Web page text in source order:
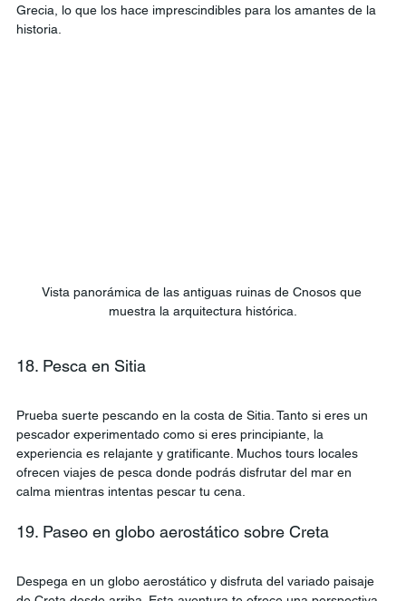
Grecia, lo que los hace imprescindibles para los amantes de la
historia.
Vista panorámica de las antiguas ruinas de Cnosos que
muestra la arquitectura histórica.
18. Pesca en Sitia
Prueba suerte pescando en la costa de Sitia. Tanto si eres un
pescador experimentado como si eres principiante, la
experiencia es relajante y gratificante. Muchos tours locales
ofrecen viajes de pesca donde podrás disfrutar del mar en
calma mientras intentas pescar tu cena.
19. Paseo en globo aerostático sobre Creta
Despega en un globo aerostático y disfruta del variado paisaje